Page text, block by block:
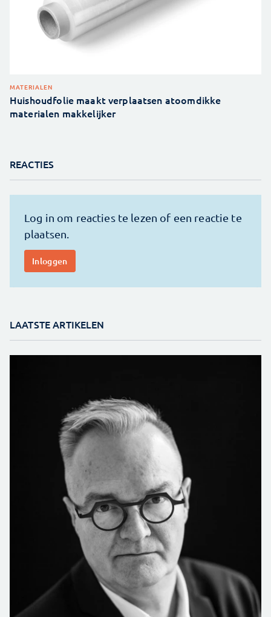
MATERIALEN
Huishoudfolie maakt verplaatsen atoomdikke
materialen makkelijker
REACTIES
LAATSTE ARTIKELEN